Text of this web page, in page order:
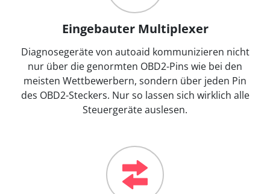
Eingebauter Multiplexer
Diagnosegeräte von autoaid kommunizieren nicht
nur über die genormten OBD2-Pins wie bei den
meisten Wettbewerbern, sondern über jeden Pin
des OBD2-Steckers. Nur so lassen sich wirklich alle
Steuergeräte auslesen.